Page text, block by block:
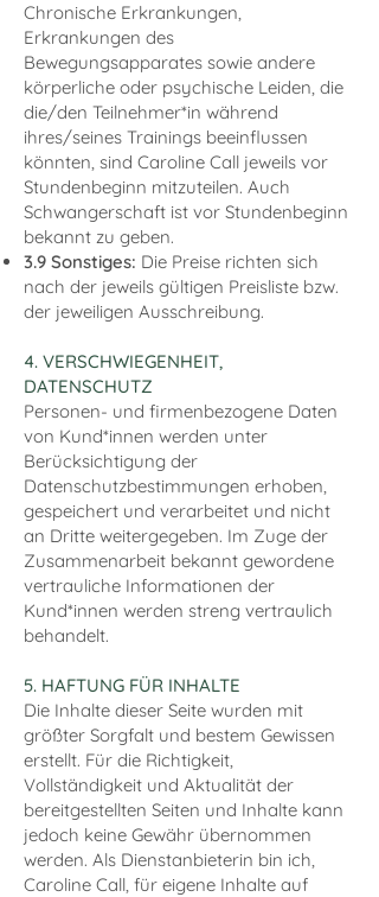
Chronische Erkrankungen,
Erkrankungen des
Bewegungsapparates sowie andere
körperliche oder psychische Leiden, die
die/den Teilnehmer*in während
ihres/seines Trainings beeinflussen
könnten, sind Caroline Call jeweils vor
Stundenbeginn mitzuteilen. Auch
Schwangerschaft ist vor Stundenbeginn
bekannt zu geben.
3.9 Sonstiges: Die Preise richten sich
nach der jeweils gültigen Preisliste bzw.
der jeweiligen Ausschreibung.
4. VERSCHWIEGENHEIT,
DATENSCHUTZ
Personen- und firmenbezogene Daten
von Kund*innen werden unter
Berücksichtigung der
Datenschutzbestimmungen erhoben,
gespeichert und verarbeitet und nicht
an Dritte weitergegeben. Im Zuge der
Zusammenarbeit bekannt gewordene
vertrauliche Informationen der
Kund*innen werden streng vertraulich
behandelt.
5. HAFTUNG FÜR INHALTE
Die Inhalte dieser Seite wurden mit
größter Sorgfalt und bestem Gewissen
erstellt. Für die Richtigkeit,
Vollständigkeit und Aktualität der
bereitgestellten Seiten und Inhalte kann
jedoch keine Gewähr übernommen
werden. Als Dienstanbieterin bin ich,
Caroline Call, für eigene Inhalte auf